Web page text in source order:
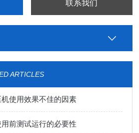
联系我们
ARTICLES
使用效果不佳的因素
前测试运行的必要性